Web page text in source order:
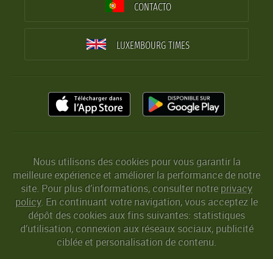
CONTACTO
LUXEMBOURG TIMES
Nous utilisons des cookies pour vous garantir la
meilleure expérience et améliorer la performance de notre
site. Pour plus d’informations, consulter notreprivacy
policy. En continuant votre navigation, vous acceptez le
dépôt des cookies aux fins suivantes: statistiques
d’utilisation, connexion aux réseaux sociaux, publicité
ciblée et personalisation de contenu.